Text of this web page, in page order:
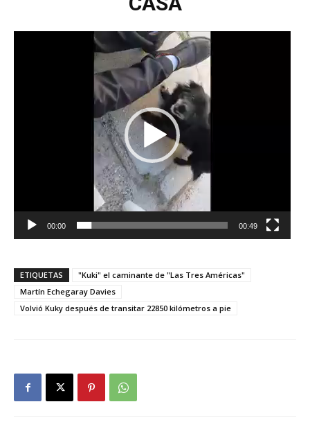
00:00 00:49
ETIQUETAS
"Kuki" el caminante de "Las Tres Américas"
Martín Echegaray Davies
Volvió Kuky después de transitar 22850 kilómetros a pie